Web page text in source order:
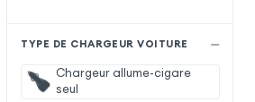
TYPE DE CHARGEUR VOITURE
Chargeur allume-cigare
seul